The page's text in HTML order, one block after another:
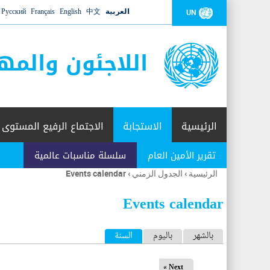
UN العربية 中文
English
Français
Русский
اللاجئون
الرئيسية الاستجابة
تقرير الأمين العام سلسلة مناسبات عالمية
الاجتماع الرفيع المستوى
أنت
هنا
الرئيسية › الجدول الزمني ›
Events calendar
Events calendar
ا بالشهر باليوم السنة (علامة التبويب النشطة)